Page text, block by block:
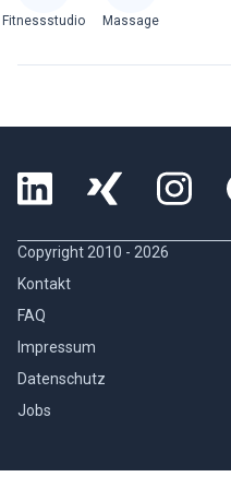
Fitnessstudio Massage
Copyright 2010 - 2026
Kontakt
FAQ
Impressum
Datenschutz
Jobs